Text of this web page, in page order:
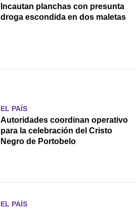
Incautan planchas con presunta
droga escondida en dos maletas
EL PAÍS
Autoridades coordinan operativo
para la celebración del Cristo
Negro de Portobelo
EL PAÍS